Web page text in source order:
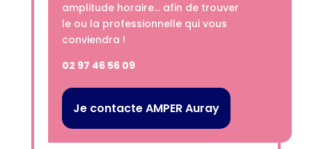
amplitude horaire… afin de trouver
le ou la professionnelle qui vous
conviendra !
02 97 46 56 09
Je contacte AMPER Auray